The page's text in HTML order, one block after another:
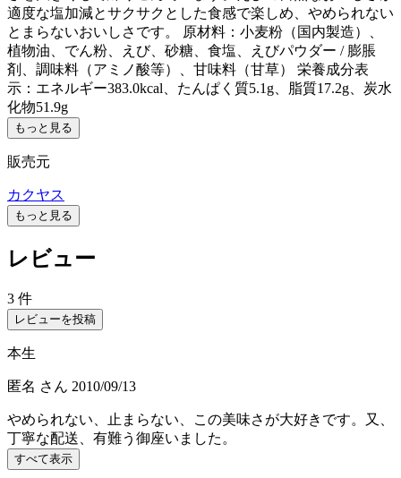
適度な塩加減とサクサクとした食感で楽しめ、やめられない
とまらないおいしさです。 原材料：小麦粉（国内製造）、
植物油、でん粉、えび、砂糖、食塩、えびパウダー / 膨脹
剤、調味料（アミノ酸等）、甘味料（甘草） 栄養成分表
示：エネルギー383.0kcal、たんぱく質5.1g、脂質17.2g、炭水
化物51.9g
もっと見る
販売元
カクヤス
もっと見る
レビュー
3 件
レビューを投稿
本生
匿名 さん 2010/09/13
やめられない、止まらない、この美味さが大好きです。又、
丁寧な配送、有難う御座いました。
すべて表示